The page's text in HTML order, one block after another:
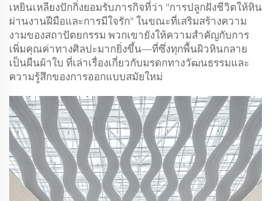
เหยินเหลียงปักกิ่งยอมรับภารกิจที่ว่า "การปลูกฝังชีวิตให้หิน
ผ่านงานฝีมือและการมีใจรัก" ในขณะที่เสริมสร้างความ
งามของสถาปัตยกรรม พวกเขายังให้ความสำคัญกับการ
เพิ่มคุณค่าทางศิลปะมากยิ่งขึ้น—ที่ซึ่งทุกพื้นผิวหินกลาย
เป็นผืนผ้าใบ ที่เล่าเรื่องเกี่ยวกับมรดกทางวัฒนธรรมและ
ความรู้สึกของการออกแบบสมัยใหม่